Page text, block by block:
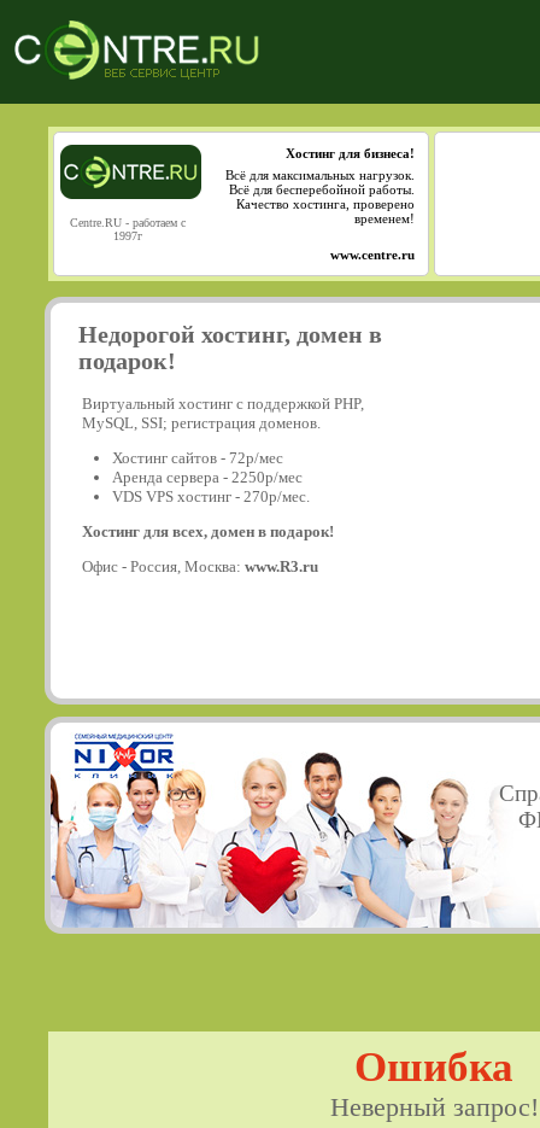
Centre.RU - работаем с
1997г
Хостинг для бизнеса!
Всё для максимальных нагрузок.
Всё для бесперебойной работы.
Качество хостинга, проверено
временем!
www.centre.ru
Недорогой хостинг, домен в
подарок!
Виртуальный хостинг с поддержкой PHP,
MySQL, SSI; регистрация доменов.
Хостинг сайтов - 72р/мес
Аренда сервера - 2250р/мес
VDS VPS хостинг - 270р/мес.
Хостинг для всех, домен в подарок!
Офис - Россия, Москва: www.R3.ru
Ошибка
Неверный запрос!